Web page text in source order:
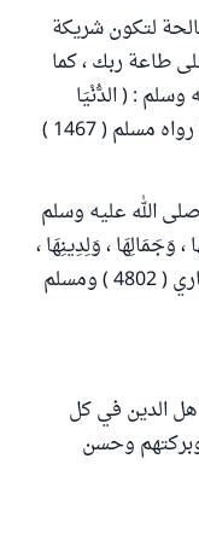
لتكون شريكة
طاعة ربك ، كما
: ( الدُّنْيَا
مَتَاعٌ ، وَخَيْرُ مَتَاعِ الدُّنْيَا الْمَرْأَةُ الصَّالِحَةُ ) رواه مسلم ( 1467 )
الله عليه وسلم
وَجَمَالِهَا ، وَلِدِينِهَا ،
فَاظفَر بِذَاتِ الدِّينِ تَرِبَت يَدَاكَ ) رواه البخاري ( 4802 ) ومسلم
الدين في كل
وحسن